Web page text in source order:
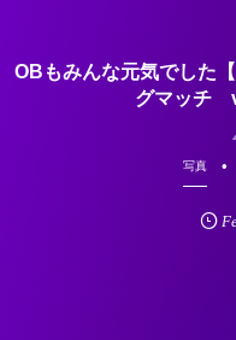
OBもみんな元気でした
グマッチ
写真